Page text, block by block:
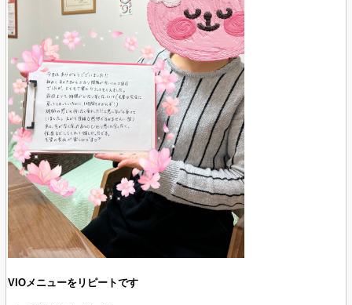
VIOメニューをリピートです